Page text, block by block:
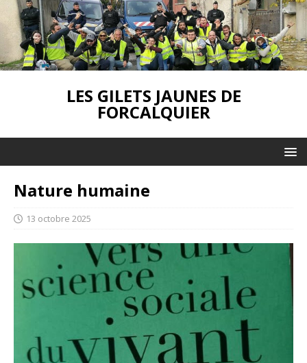
LES GILETS JAUNES DE
FORCALQUIER
Nature humaine
13 octobre 2025